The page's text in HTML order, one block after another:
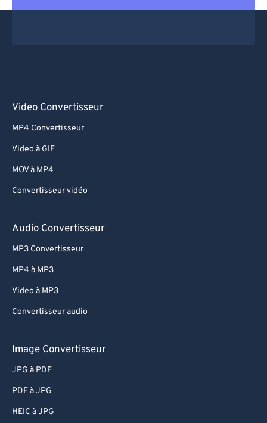
Video Convertisseur
MP4 Convertisseur
Video à GIF
MOV à MP4
Convertisseur vidéo
Audio Convertisseur
MP3 Convertisseur
MP4 à MP3
Video à MP3
Convertisseur audio
Image Convertisseur
JPG à PDF
PDF à JPG
HEIC à JPG